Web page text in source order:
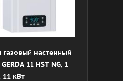
газовый настенный
GERDA 11 HST NG, 1
11 кВт